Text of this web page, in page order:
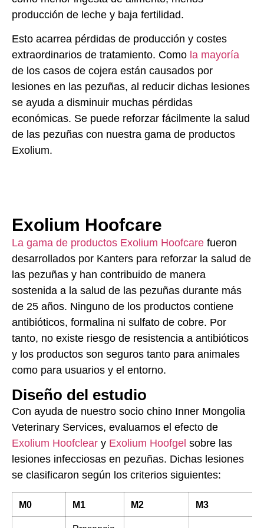
producción de leche y baja fertilidad.
Esto acarrea pérdidas de producción y costes
extraordinarios de tratamiento. Como la mayoría
de los casos de cojera están causados por
lesiones en las pezuñas, al reducir dichas lesiones
se ayuda a disminuir muchas pérdidas
económicas. Se puede reforzar fácilmente la salud
de las pezuñas con nuestra gama de productos
Exolium.
Exolium Hoofcare
La gama de productos Exolium Hoofcare fueron
desarrollados por Kanters para reforzar la salud de
las pezuñas y han contribuido de manera
sostenida a la salud de las pezuñas durante más
de 25 años. Ninguno de los productos contiene
antibióticos, formalina ni sulfato de cobre. Por
tanto, no existe riesgo de resistencia a antibióticos
y los productos son seguros tanto para animales
como para usuarios y el entorno.
Diseño del estudio
Con ayuda de nuestro socio chino Inner Mongolia
Veterinary Services, evaluamos el efecto de
Exolium Hoofclear y Exolium Hoofgel sobre las
lesiones infecciosas en pezuñas. Dichas lesiones
se clasificaron según los criterios siguientes:
M0 M1 M2 M3